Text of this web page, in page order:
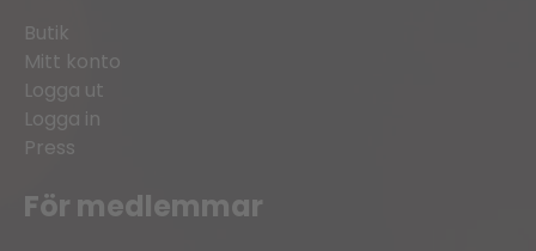
Butik
Mitt konto
Logga ut
Logga in
Press
För medlemmar